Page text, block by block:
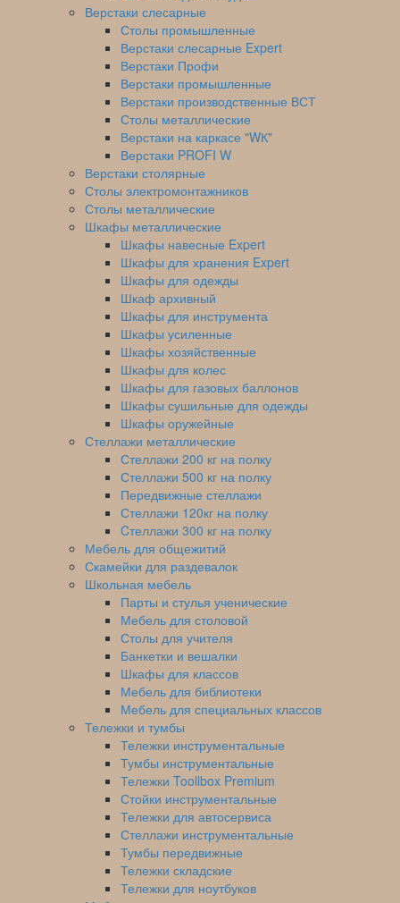
Верстаки слесарные
Столы промышленные
Верстаки слесарные Expert
Верстаки Профи
Верстаки промышленные
Верстаки производственные ВСТ
Столы металлические
Верстаки на каркасе "WК"
Верстаки PROFI W
Верстаки столярные
Столы электромонтажников
Столы металлические
Шкафы металлические
Шкафы навесные Expert
Шкафы для хранения Expert
Шкафы для одежды
Шкаф архивный
Шкафы для инструмента
Шкафы усиленные
Шкафы хозяйственные
Шкафы для колес
Шкафы для газовых баллонов
Шкафы сушильные для одежды
Шкафы оружейные
Стеллажи металлические
Стеллажи 200 кг на полку
Стеллажи 500 кг на полку
Передвижные стеллажи
Стеллажи 120кг на полку
Cтеллажи 300 кг на полку
Мебель для общежитий
Скамейки для раздевалок
Школьная мебель
Парты и стулья ученические
Мебель для столовой
Столы для учителя
Банкетки и вешалки
Шкафы для классов
Мебель для библиотеки
Мебель для специальных классов
Тележки и тумбы
Тележки инструментальные
Тумбы инструментальные
Тележки Toollbox Premium
Стойки инструментальные
Тележки для автосервиса
Стеллажи инструментальные
Тумбы передвижные
Тележки складские
Тележки для ноутбуков